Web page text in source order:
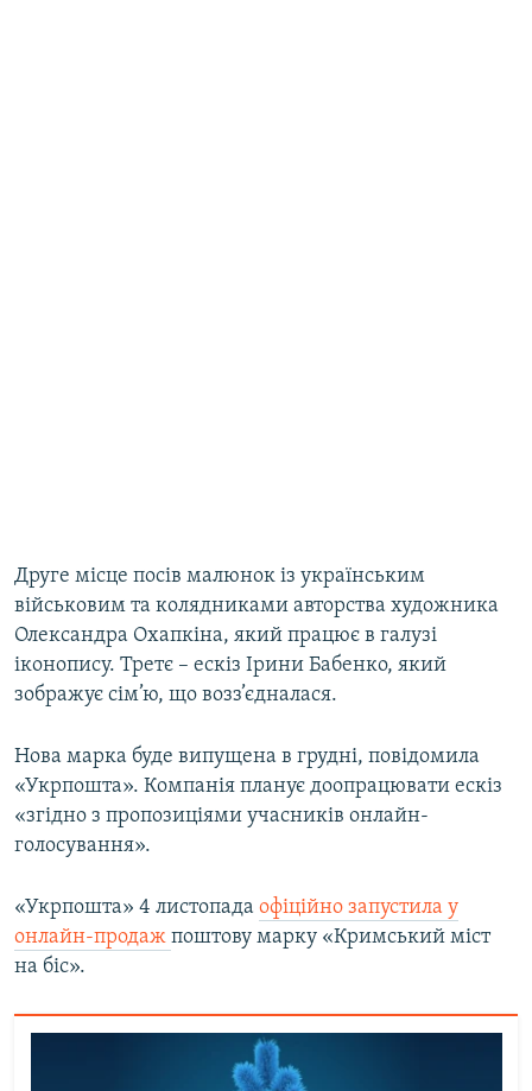
Друге місце посів малюнок із українським
військовим та колядниками авторства художника
Олександра Охапкіна, який працює в галузі
іконопису. Третє – ескіз Ірини Бабенко, який
зображує сім’ю, що возз’єдналася.
Нова марка буде випущена в грудні, повідомила
«Укрпошта». Компанія планує доопрацювати ескіз
«згідно з пропозиціями учасників онлайн-
голосування».
«Укрпошта» 4 листопада офіційно запустила у
онлайн-продаж поштову марку «Кримський міст
на біс».